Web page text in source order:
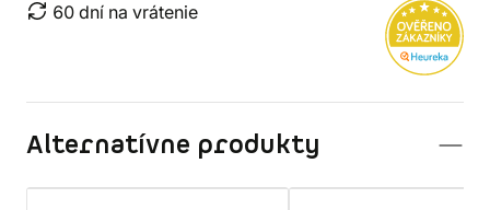
60 dní na vrátenie
Alternatívne produkty